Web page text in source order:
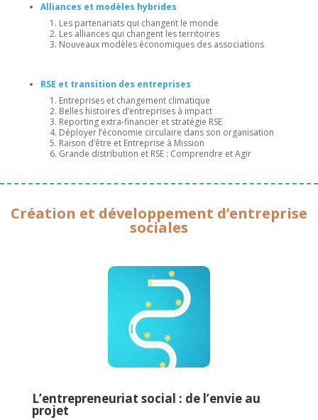
Alliances et modèles hybrides
Les partenariats qui changent le monde
Les alliances qui changent les territoires
Nouveaux modèles économiques des associations
RSE et transition des entreprises
Entreprises et changement climatique
Belles histoires d’entreprises à impact
Reporting extra-financier et stratégie RSE
Déployer l’économie circulaire dans son organisation
Raison d’être et Entreprise à Mission
Grande distribution et RSE : Comprendre et Agir
Création et développement d’entreprise
sociales
L’entrepreneuriat social : de l’envie au
projet